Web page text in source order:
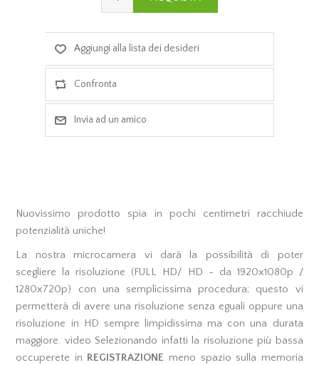
Nuovissimo prodotto spia in pochi centimetri racchiude
potenzialità uniche!
La nostra microcamera vi darà la possibilità di poter
scegliere la risoluzione (FULL HD/ HD - da 1920x1080p /
1280x720p) con una semplicissima procedura; questo vi
permetterà di avere una risoluzione senza eguali oppure una
risoluzione in HD sempre limpidissima ma con una durata
maggiore. video Selezionando infatti la risoluzione più bassa
occuperete in REGISTRAZIONE meno spazio sulla memoria